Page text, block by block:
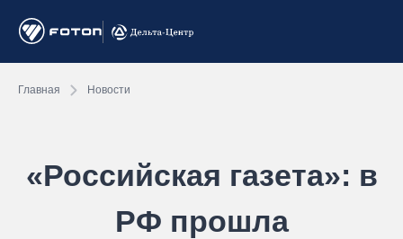
Главная Новости
«Российская газета»: в
РФ прошла